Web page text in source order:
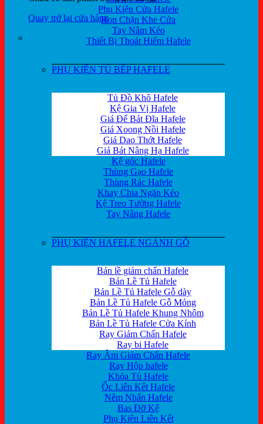
Quay trở lại cửa hàng
Phụ Kiện Cửa Hafele
Ron Chặn Khe Cửa
Tay Nắm Kéo
Thiết Bị Thoát Hiểm Hafele
PHỤ KIỆN TỦ BẾP HAFELE
Tủ Đồ Khô Hafele
Kệ Gia Vị Hafele
Giá Để Bát Đĩa Hafele
Giá Xoong Nồi Hafele
Giá Dao Thớt Hafele
Giá Bát Nâng Hạ Hafele
Kệ góc Hafele
Thùng Gạo Hafele
Thùng Rác Hafele
Khay Chia Ngăn Kéo
Kệ Treo Tường Hafele
Tay Nâng Hafele
PHỤ KIỆN HAFELE NGÀNH GỖ
Bản lề giảm chấn Hafele
Bản Lề Tủ Hafele
Bản Lề Tủ Hafele Gỗ dày
Bản Lề Tủ Hafele Gỗ Mỏng
Bản Lề Tủ Hafele Khung Nhôm
Bản Lề Tủ Hafele Cửa Kính
Ray Giảm Chấn Hafele
Ray bi Hafele
Ray Âm Giảm Chấn Hafele
Ray Hộp hafele
Khóa Tủ Hafele
Ốc Liên Kết Hafele
Nêm Nhấn Hafele
Bas Đỡ Kệ
Phụ Kiện Liên Kết